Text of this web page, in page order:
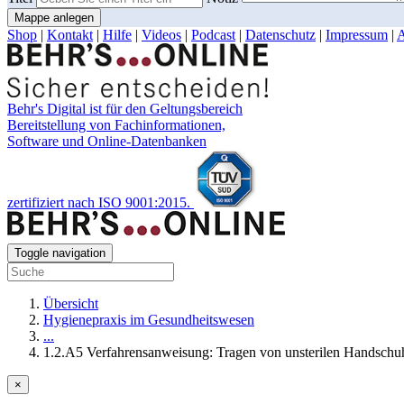
Mappe anlegen
Shop | Kontakt | Hilfe | Videos | Podcast | Datenschutz | Impressum |
Behr's Digital ist für den Geltungsbereich
Bereitstellung von Fachinformationen,
Software und Online-Datenbanken
zertifiziert nach ISO 9001:2015.
Toggle navigation
Übersicht
Hygienepraxis im Gesundheitswesen
...
1.2.A5 Verfahrensanweisung: Tragen von unsterilen
×